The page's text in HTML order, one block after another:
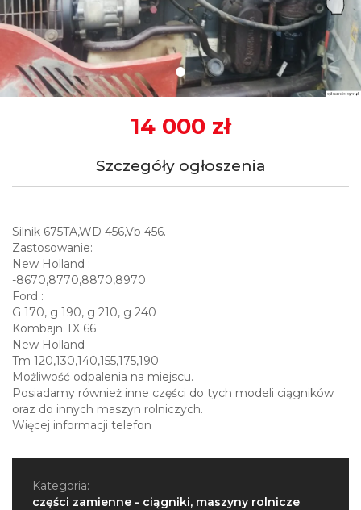
14 000 zł
Szczegóły ogłoszenia
Silnik 675TA,WD 456,Vb 456.
Zastosowanie:
New Holland :
-8670,8770,8870,8970
Ford :
G 170, g 190, g 210, g 240
Kombajn TX 66
New Holland
Tm 120,130,140,155,175,190
Możliwość odpalenia na miejscu.
Posiadamy również inne części do tych modeli ciągników
oraz do innych maszyn rolniczych.
Więcej informacji telefon
Kategoria:
części zamienne - ciągniki, maszyny rolnicze